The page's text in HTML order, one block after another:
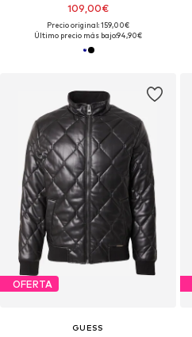
109,00€
Precio original: 159,00€
Último precio más bajo:94,90€
OFERTA
GUESS